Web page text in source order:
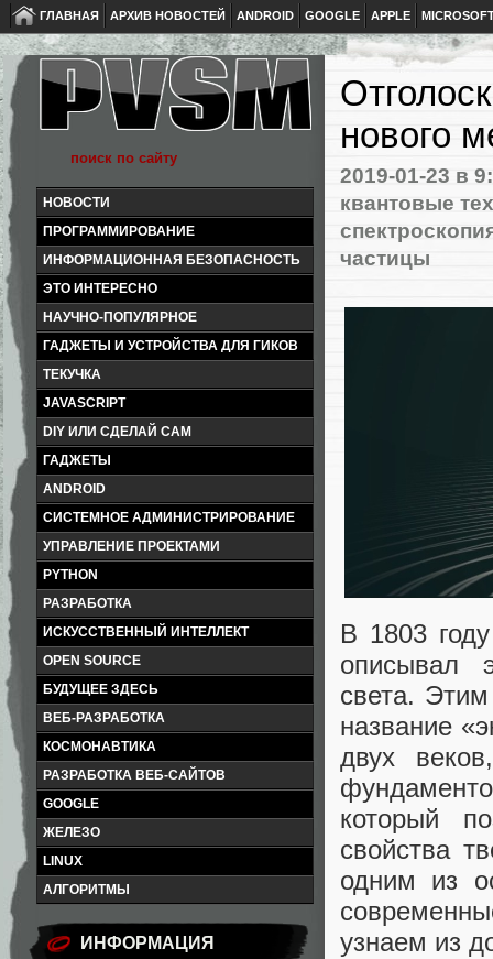
ГЛАВНАЯ АРХИВ НОВОСТЕЙ ANDROID GOOGLE APPLE
НОВОСТИ
ПРОГРАММИРОВАНИЕ
ИНФОРМАЦИОННАЯ БЕЗОПАСНОСТЬ
ЭТО ИНТЕРЕСНО
НАУЧНО-ПОПУЛЯРНОЕ
ГАДЖЕТЫ И УСТРОЙСТВА ДЛЯ ГИКОВ
ТЕКУЧКА
JAVASCRIPT
DIY ИЛИ СДЕЛАЙ САМ
ГАДЖЕТЫ
ANDROID
СИСТЕМНОЕ АДМИНИСТРИРОВАНИЕ
УПРАВЛЕНИЕ ПРОЕКТАМИ
PYTHON
РАЗРАБОТКА
ИСКУССТВЕННЫЙ ИНТЕЛЛЕКТ
OPEN SOURCE
БУДУЩЕЕ ЗДЕСЬ
ВЕБ-РАЗРАБОТКА
КОСМОНАВТИКА
РАЗРАБОТКА ВЕБ-САЙТОВ
GOOGLE
ЖЕЛЕЗО
LINUX
АЛГОРИТМЫ
ИНФОРМАЦИЯ
нового
2019-01-23 в
квантовые
частицы
В 1803
описывал
света.
название
двух
который
свойства
одним из
узнаем из